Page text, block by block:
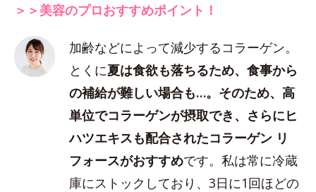
＞＞美容のプロおすすめポイント！
加齢などによって減少するコラーゲン。
とくに夏は食欲も落ちるため、食事から
の補給が難しい場合も…。そのため、高
単位でコラーゲンが摂取でき、さらにヒ
ハツエキスも配合されたコラーゲン リ
フォースがおすすめです。私は常に冷蔵
庫にストックしており、3日に1回ほどの